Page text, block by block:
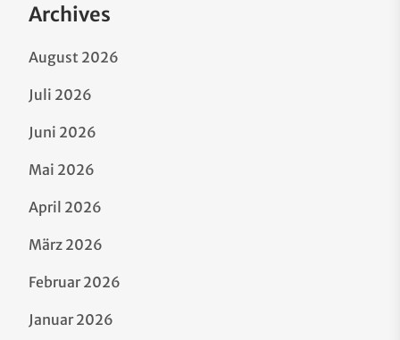
Archives
August 2026
Juli 2026
Juni 2026
Mai 2026
April 2026
März 2026
Februar 2026
Januar 2026